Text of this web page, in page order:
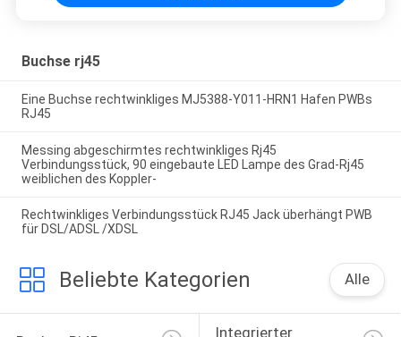
Buchse rj45
Eine Buchse rechtwinkliges MJ5388-Y011-HRN1 Hafen PWBs
RJ45
Messing abgeschirmtes rechtwinkliges Rj45
Verbindungsstück, 90 eingebaute LED Lampe des Grad-Rj45
weiblichen des Koppler-
Rechtwinkliges Verbindungsstück RJ45 Jack überhängt PWB
für DSL/ADSL /XDSL
Beliebte Kategorien Alle
Integrierter